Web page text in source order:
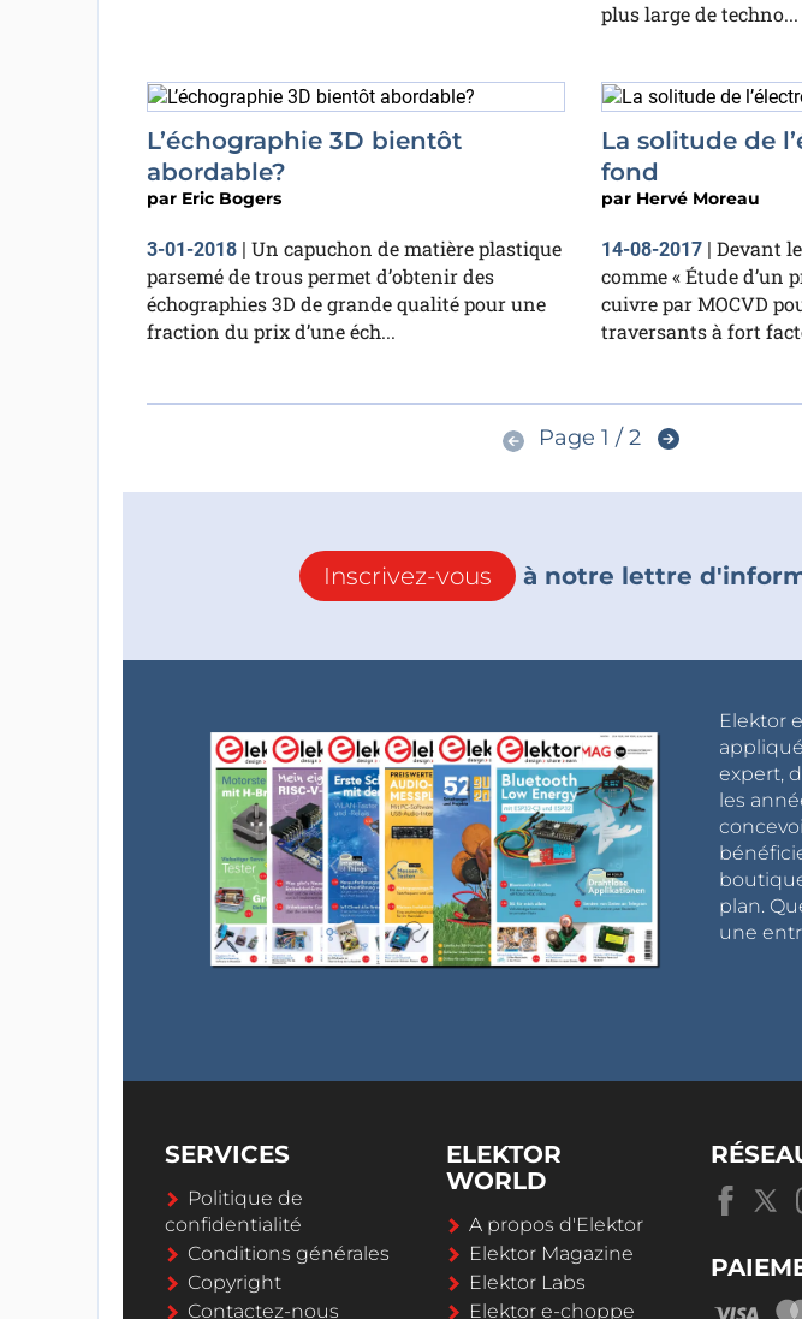
plus large de techno...
L’échographie 3D bientôt
abordable?
par Eric Bogers
3-01-2018| Un capuchon de matière plastique
parsemé de trous permet d’obtenir des
échographies 3D de grande qualité pour une
fraction du prix d’une éch...
La solitude de
fond
par Hervé Moreau
14-08-2017 | Devant
comme « Étude d’un
cuivre par MOCVD
traversants à fort
Page 1 / 2
Inscrivez-vous à notre lettre
Elektor
expert,
les
plan.
une
SERVICES
Politique de
confidentialité
Conditions générales
Copyright
Contactez-nous
ELEKTOR
WORLD
A propos d'Elektor
Elektor Magazine
Elektor Labs
Elektor e-choppe